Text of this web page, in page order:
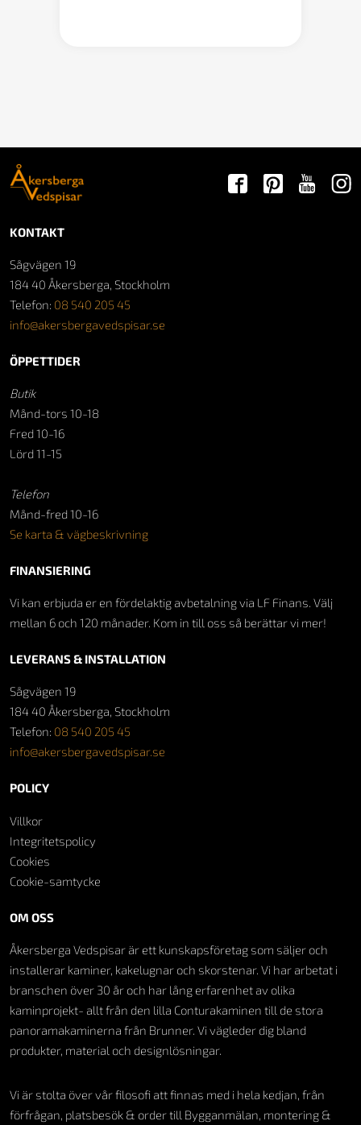
OM OSS
Åkersberga Vedspisar är ett kunskapsföretag som säljer och
installerar kaminer, kakelugnar och skorstenar. Vi har arbetat i
branschen över 30 år och har lång erfarenhet av olika
kaminprojekt- allt från den lilla Conturakaminen till de stora
panoramakaminerna från Brunner. Vi vägleder dig bland
produkter, material och designlösningar.
Vi är stolta över vår filosofi att finnas med i hela kedjan, från
förfrågan, platsbesök & order till Bygganmälan, montering &
KONTAKT
Sågvägen 19
184 40 Åkersberga, Stockholm
Telefon: 08 540 205 45
info@akersbergavedspisar.se
ÖPPETTIDER
Butik
Månd-tors 10-18
Fred 10-16
Lörd 11-15
Telefon
Månd-fred 10-16
Se karta & vägbeskrivning
FINANSIERING
Vi kan erbjuda er en fördelaktig avbetalning via LF Finans. Välj
mellan 6 och 120 månader. Kom in till oss så berättar vi mer!
LEVERANS & INSTALLATION
Sågvägen 19
184 40 Åkersberga, Stockholm
Telefon: 08 540 205 45
info@akersbergavedspisar.se
POLICY
Villkor
Integritetspolicy
Cookies
Cookie-samtycke